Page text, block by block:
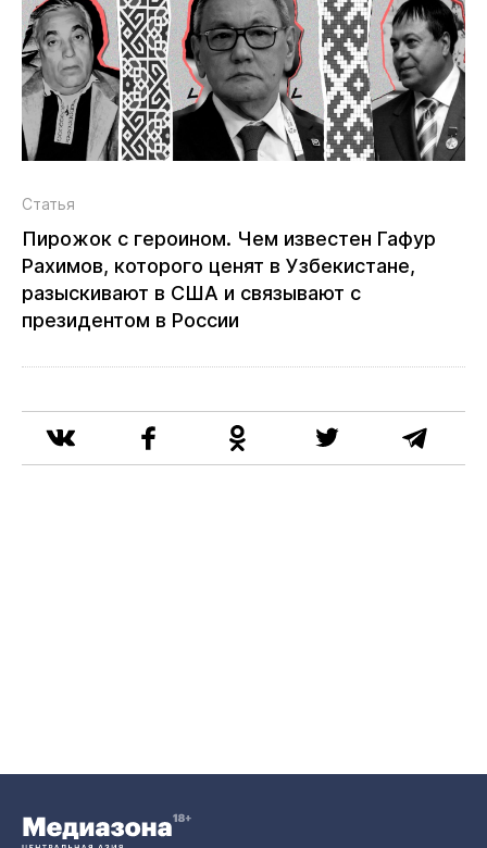
Статья
Пирожок с героином. Чем известен Гафур
Рахимов, которого ценят в Узбекистане,
разыскивают в США и связывают с
президентом в России